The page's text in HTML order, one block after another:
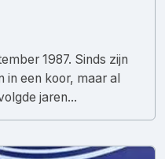
1987. Sinds zijn
in een koor, maar al
jaren...